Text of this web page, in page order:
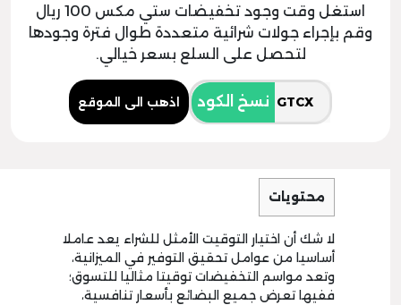
استغل وقت وجود تخفيضات ستي مكس 100 ريال
وقم بإجراء جولات شرائية متعددة طوال فترة وجودها
لتحصل على السلع بسعر خيالي.
نسخ الكود اذهب الى الموقع
محتويات
لا شك أن اختيار التوقيت الأمثل للشراء يعد عاملا
أساسيا من عوامل تحقيق التوفير في الميزانية،
وتعد مواسم التخفيضات توقيتا مثاليا للتسوق؛
ففيها تعرض جميع البضائع بأسعار تنافسية،